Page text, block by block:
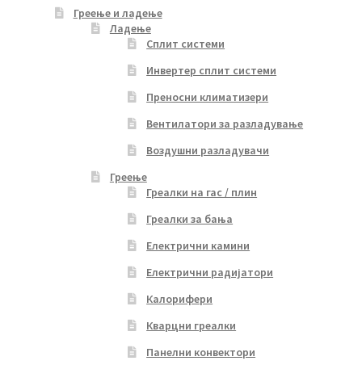
Греење и ладење
Ладење
Сплит системи
Инвертер сплит системи
Преносни климатизери
Вентилатори за разладување
Воздушни разладувачи
Греење
Греалки на гас / плин
Греалки за бања
Електрични камини
Електрични радијатори
Калорифери
Кварцни греалки
Панелни конвектори